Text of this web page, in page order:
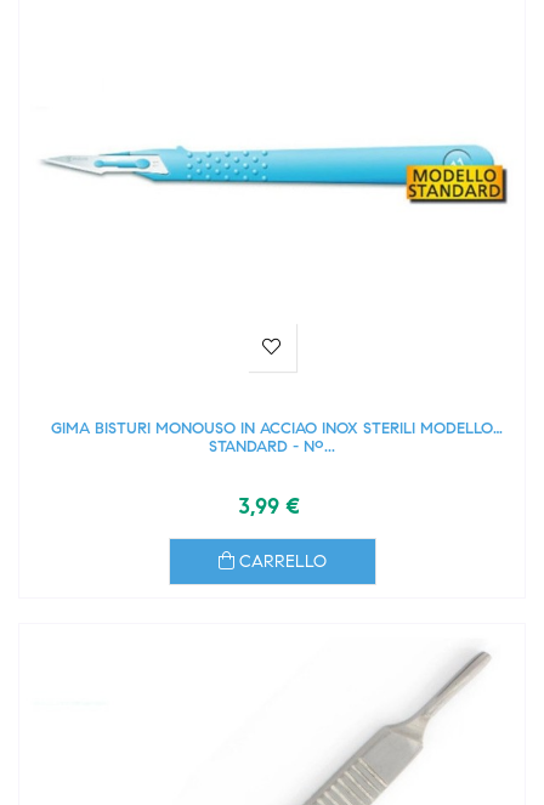
GIMA BISTURI MONOUSO IN ACCIAO INOX STERILI MODELLO
STANDARD - Nº...
3,99 €
CARRELLO